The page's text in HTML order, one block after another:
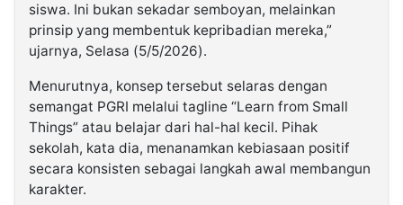
siswa. Ini bukan sekadar semboyan, melainkan
prinsip yang membentuk kepribadian mereka,”
ujarnya, Selasa (5/5/2026).
Menurutnya, konsep tersebut selaras dengan
semangat PGRI melalui tagline “Learn from Small
Things” atau belajar dari hal-hal kecil. Pihak
sekolah, kata dia, menanamkan kebiasaan positif
secara konsisten sebagai langkah awal membangun
karakter.